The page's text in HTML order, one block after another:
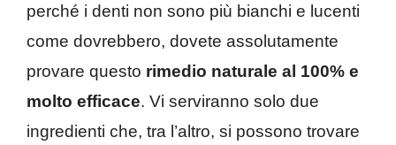
perché i denti non sono più bianchi e lucenti
come dovrebbero, dovete assolutamente
provare questo rimedio naturale al 100% e
molto efficace. Vi serviranno solo due
ingredienti che, tra l’altro, si possono trovare